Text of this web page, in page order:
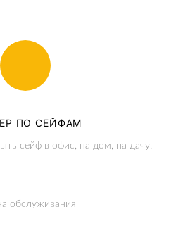
ПО СЕЙФАМ
сейф в офис, на дом, на дачу.